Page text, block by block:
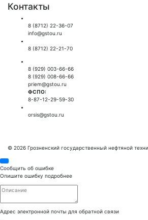
Контакты
8 (8712) 22-36-07
info@gstou.ru
8 (8712) 22-21-70
8 (929) 003-66-66
8 (929) 008-66-66
priem@gstou.ru
ФСПО:
8-87-12-29-59-30
orsis@gstou.ru
© 2026 Грозненский государственный нефтяной
Сообщить об ошибке
Опишите ошибку подробнее
Адрес электронной почты для обратной связи